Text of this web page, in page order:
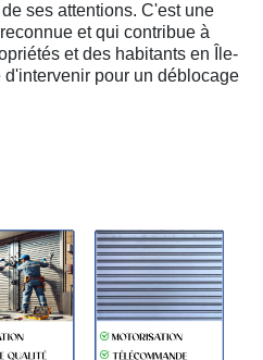
ses attentions. C'est une
et qui contribue à
et des habitants en Île-
pour un déblocage